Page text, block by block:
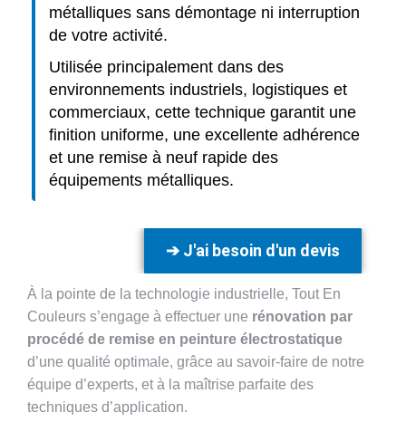
métalliques sans démontage ni interruption
de votre activité.
Utilisée principalement dans des
environnements industriels, logistiques et
commerciaux, cette technique garantit une
finition uniforme, une excellente adhérence
et une remise à neuf rapide des
équipements métalliques.
➔ J'ai besoin d'un devis
À la pointe de la technologie industrielle, Tout En
Couleurs s’engage à effectuer une rénovation par
procédé de remise en peinture électrostatique
d’une qualité optimale, grâce au savoir-faire de notre
équipe d’experts, et à la maîtrise parfaite des
techniques d’application.